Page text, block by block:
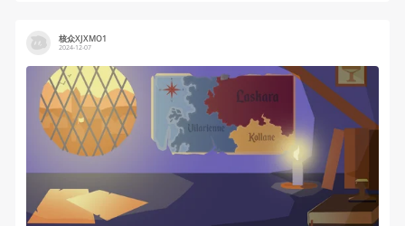
核众XJXMO1
2024-12-07